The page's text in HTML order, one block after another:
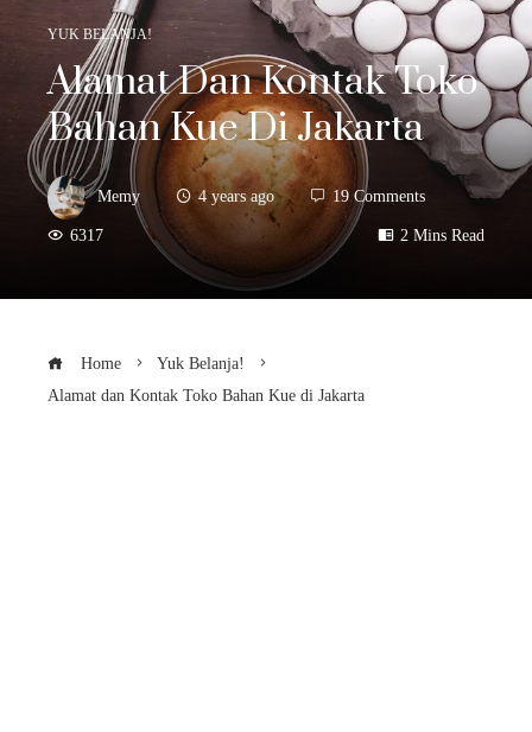
YUK BELANJA!
Alamat Dan Kontak Toko
Bahan Kue Di Jakarta
Memy 4 years ago 19 Comments
6317 2 Mins Read
Home
Yuk Belanja!
Alamat dan Kontak Toko Bahan Kue di Jakarta